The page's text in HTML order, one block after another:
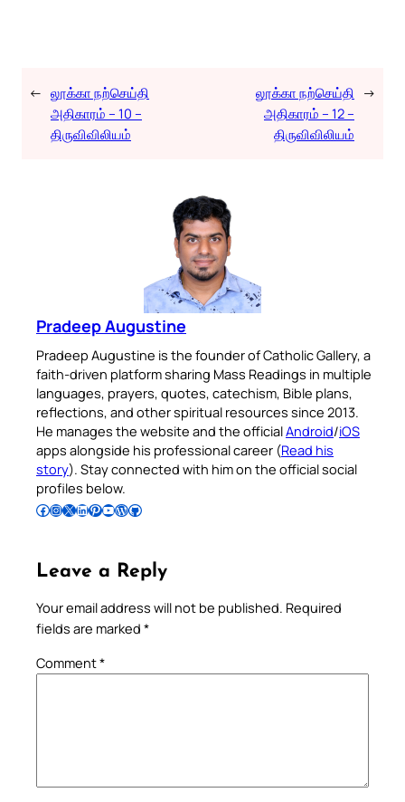
← லூக்கா நற்செய்தி
அதிகாரம் – 10 –
திருவிவிலியம்
லூக்கா நற்செய்தி
அதிகாரம் – 12 –
திருவிவிலியம்
→
Pradeep Augustine
Pradeep Augustine is the founder of Catholic Gallery, a
faith-driven platform sharing Mass Readings in multiple
languages, prayers, quotes, catechism, Bible plans,
reflections, and other spiritual resources since 2013.
He manages the website and the officialAndroid/iOS
apps alongside his professional career (Read his
story). Stay connected with him on the official social
profiles below.
Follow Pradeep on Facebook Follow Pradeep on InstagramFollow Pradeep on X Follow Pradeep on LinkedIn Follow Pradeep on Pinterest Subscribe to Pradeep’s Youtube Channel Follow Pradeep on WordPress Follow Pradeep on GitHub
Leave a Reply
Your email address will not be published. Required
fields are marked *
Comment*